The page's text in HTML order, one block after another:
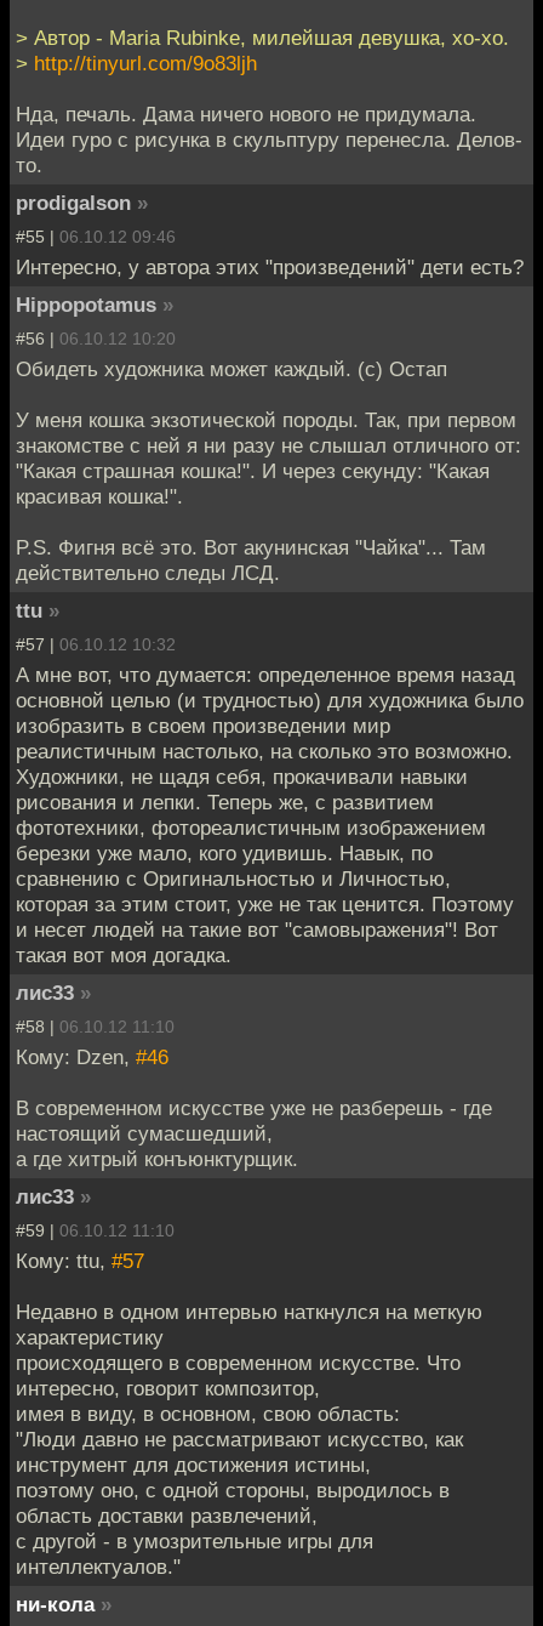
> Автор - Maria Rubinke, милейшая девушка, хо-хо.
> http://tinyurl.com/9o83ljh
Нда, печаль. Дама ничего нового не придумала.
Идеи гуро с рисунка в скульптуру перенесла. Делов-
то.
prodigalson »
#55 | 06.10.12 09:46
Интересно, у автора этих "произведений" дети есть?
Hippopotamus »
#56 | 06.10.12 10:20
Обидеть художника может каждый. (с) Остап
У меня кошка экзотической породы. Так, при первом
знакомстве с ней я ни разу не слышал отличного от:
"Какая страшная кошка!". И через секунду: "Какая
красивая кошка!".
P.S. Фигня всё это. Вот акунинская "Чайка"... Там
действительно следы ЛСД.
ttu »
#57 | 06.10.12 10:32
А мне вот, что думается: определенное время назад
основной целью (и трудностью) для художника было
изобразить в своем произведении мир
реалистичным настолько, на сколько это возможно.
Художники, не щадя себя, прокачивали навыки
рисования и лепки. Теперь же, с развитием
фототехники, фотореалистичным изображением
березки уже мало, кого удивишь. Навык, по
сравнению с Оригинальностью и Личностью,
которая за этим стоит, уже не так ценится. Поэтому
и несет людей на такие вот "самовыражения"! Вот
такая вот моя догадка.
лис33 »
#58 | 06.10.12 11:10
Кому: Dzen, #46
В современном искусстве уже не разберешь - где
настоящий сумасшедший,
а где хитрый конъюнктурщик.
лис33 »
#59 | 06.10.12 11:10
Кому: ttu, #57
Недавно в одном интервью наткнулся на меткую
характеристику
происходящего в современном искусстве. Что
интересно, говорит композитор,
имея в виду, в основном, свою область:
"Люди давно не рассматривают искусство, как
инструмент для достижения истины,
поэтому оно, с одной стороны, выродилось в
область доставки развлечений,
с другой - в умозрительные игры для
интеллектуалов."
ни-кола »